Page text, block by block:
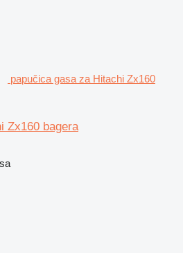
papučica gasa za Hitachi Zx160
Zx160 bagera